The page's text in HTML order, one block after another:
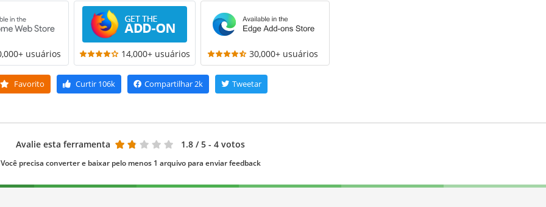
usuários 14,000+ usuários 30,000+ usuários
Favorito Curtir106k Compartilhar2k Tweetar
Avalie esta ferramenta 1.8 / 5 - 4 votos
Você precisa converter e baixar pelo menos 1 arquivo para enviar feedback